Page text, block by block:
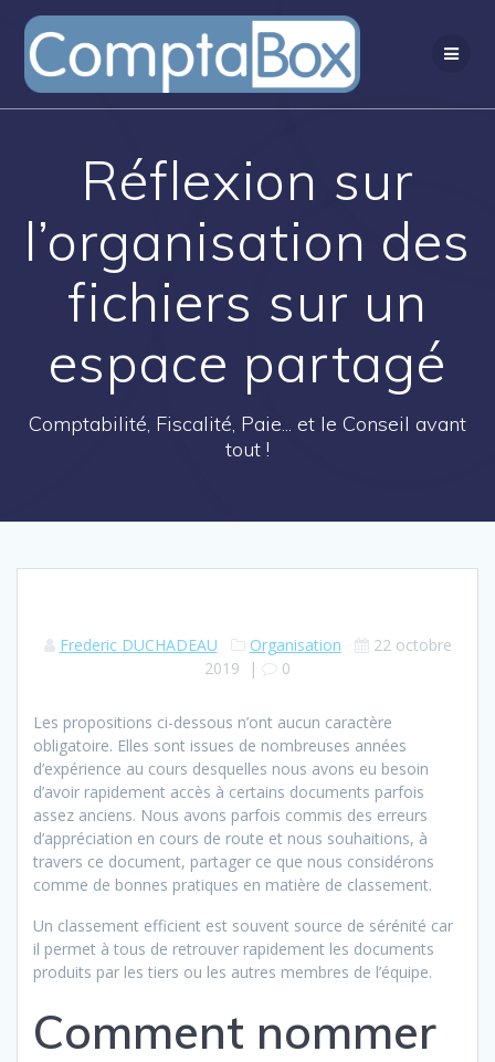
Passer
au
contenu
Réflexion sur
l’organisation des
fichiers sur un
espace partagé
Comptabilité, Fiscalité, Paie... et le Conseil avant
tout !
Frederic DUCHADEAU Organisation
22 octobre
2019 | 0
Les propositions ci-dessous n’ont aucun caractère
obligatoire. Elles sont issues de nombreuses années
d’expérience au cours desquelles nous avons eu besoin
d’avoir rapidement accès à certains documents parfois
assez anciens. Nous avons parfois commis des erreurs
d’appréciation en cours de route et nous souhaitions, à
travers ce document, partager ce que nous considérons
comme de bonnes pratiques en matière de classement.
Un classement efficient est souvent source de sérénité car
il permet à tous de retrouver rapidement les documents
produits par les tiers ou les autres membres de l’équipe.
Comment nommer